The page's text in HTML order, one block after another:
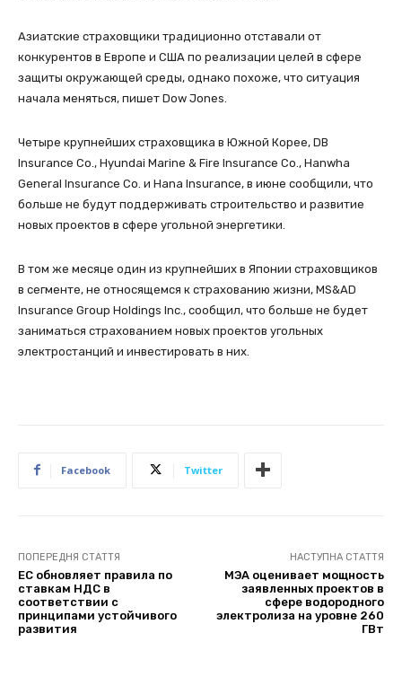
Азиатские страховщики традиционно отставали от
конкурентов в Европе и США по реализации целей в сфере
защиты окружающей среды, однако похоже, что ситуация
начала меняться, пишет Dow Jones.
Четыре крупнейших страховщика в Южной Корее, DB
Insurance Co., Hyundai Marine & Fire Insurance Co., Hanwha
General Insurance Co. и Hana Insurance, в июне сообщили, что
больше не будут поддерживать строительство и развитие
новых проектов в сфере угольной энергетики.
В том же месяце один из крупнейших в Японии страховщиков
в сегменте, не относящемся к страхованию жизни, MS&AD
Insurance Group Holdings Inc., сообщил, что больше не будет
заниматься страхованием новых проектов угольных
электростанций и инвестировать в них.
Facebook Twitter
ПОПЕРЕДНЯ СТАТТЯ
ЕС обновляет правила по
ставкам НДС в
соответствии с
принципами устойчивого
развития
НАСТУПНА СТАТТЯ
МЭА оценивает мощность
заявленных проектов в
сфере водородного
электролиза на уровне 260
ГВт